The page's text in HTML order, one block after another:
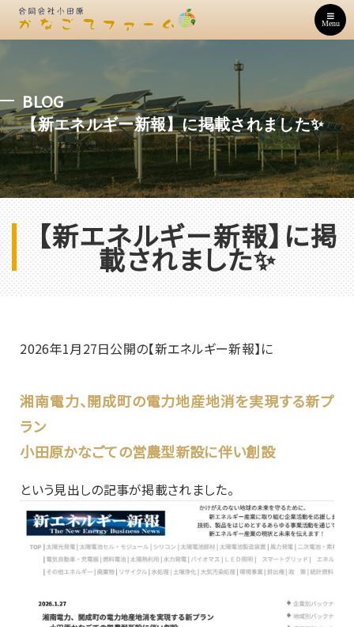
Menu
【新エネルギー新報】に掲載されました✨
BLOG
【新エネルギー新報】に掲
載されました✨
2026年1月27日公開の【新エネルギー新報】に
湘南電力、開成町の電力地産地消を実現する新プ
ラン
小田原かなごての営農型新設に伴い創設
という見出しの記事が掲載されました。